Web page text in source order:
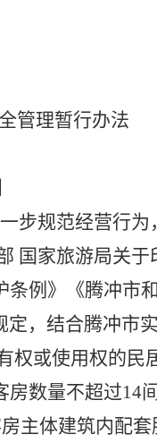
管理暂行办法
步规范经营行
国家旅游局关
条例》《腾冲市
，结合腾冲市
权或使用权的民
数量不超过14
主体建筑内配